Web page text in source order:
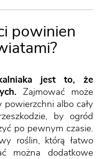
powinien
jest to, że
Zajmować może
albo cały
by ogród
po pewnym czasie.
roślin, którą łatwo
można dodatkowe